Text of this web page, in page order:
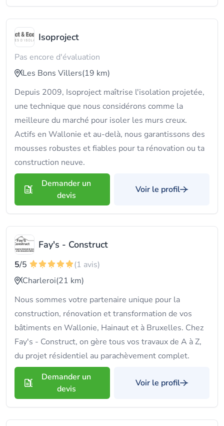
Isoproject
Pas encore d'évaluation
Les Bons Villers(19 km)
Depuis 2009, Isoproject maîtrise l'isolation projetée,
une technique que nous considérons comme la
meilleure du marché pour isoler les murs creux.
Actifs en Wallonie et au-delà, nous garantissons des
mousses robustes et fiables pour ta rénovation ou ta
construction neuve.
Demander un
devis
Voir le profil
Fay's - Construct
5/5
(1 avis)
Charleroi(21 km)
Nous sommes votre partenaire unique pour la
construction, rénovation et transformation de vos
bâtiments en Wallonie, Hainaut et à Bruxelles. Chez
Fay's - Construct, on gère tous vos travaux de A à Z,
du projet résidentiel au parachèvement complet.
Demander un
devis
Voir le profil